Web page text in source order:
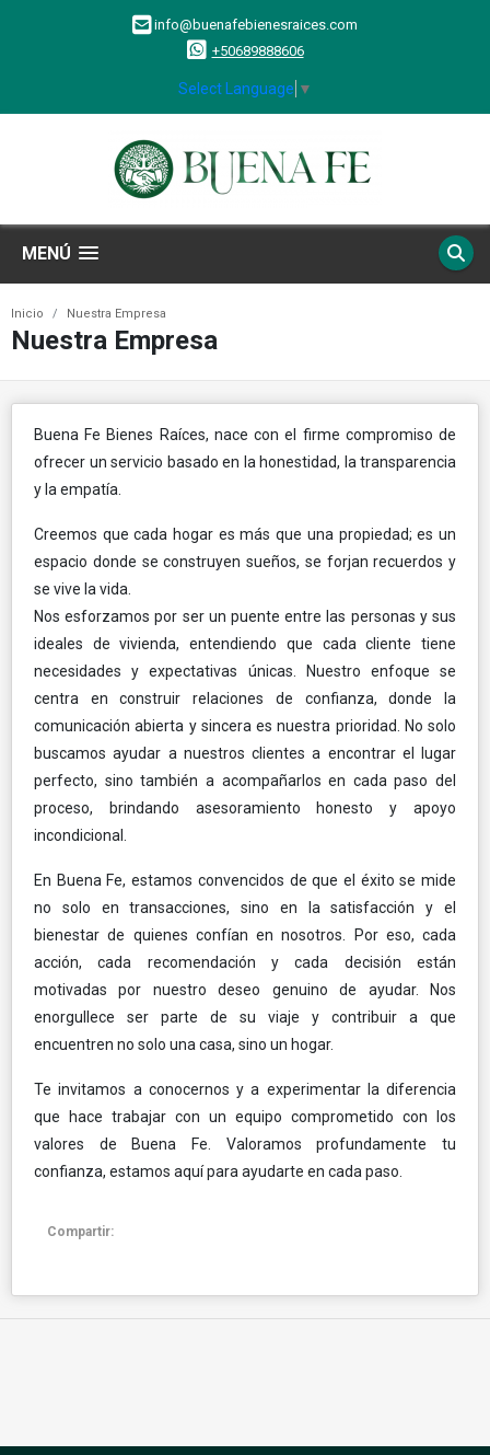
info@buenafebienesraices.com
+50689888606
Select Language ▼
MENÚ
Inicio Nuestra Empresa
Nuestra Empresa
Buena Fe Bienes Raíces, nace con el firme compromiso de
ofrecer un servicio basado en la honestidad, la transparencia
y la empatía.
Creemos que cada hogar es más que una propiedad; es un
espacio donde se construyen sueños, se forjan recuerdos y
se vive la vida.
Nos esforzamos por ser un puente entre las personas y sus
ideales de vivienda, entendiendo que cada cliente tiene
necesidades y expectativas únicas. Nuestro enfoque se
centra en construir relaciones de confianza, donde la
comunicación abierta y sincera es nuestra prioridad. No solo
buscamos ayudar a nuestros clientes a encontrar el lugar
perfecto, sino también a acompañarlos en cada paso del
proceso, brindando asesoramiento honesto y apoyo
incondicional.
En Buena Fe, estamos convencidos de que el éxito se mide
no solo en transacciones, sino en la satisfacción y el
bienestar de quienes confían en nosotros. Por eso, cada
acción, cada recomendación y cada decisión están
motivadas por nuestro deseo genuino de ayudar. Nos
enorgullece ser parte de su viaje y contribuir a que
encuentren no solo una casa, sino un hogar.
Te invitamos a conocernos y a experimentar la diferencia
que hace trabajar con un equipo comprometido con los
valores de Buena Fe. Valoramos profundamente tu
confianza, estamos aquí para ayudarte en cada paso.
Compartir: